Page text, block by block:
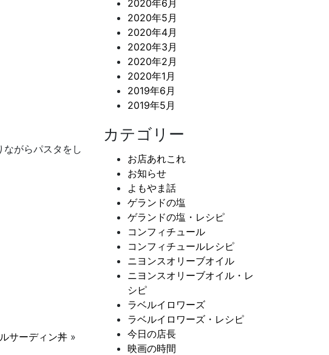
がらパスタをし
サーディン丼 »
2020年6月
2020年5月
2020年4月
2020年3月
2020年2月
2020年1月
2019年6月
2019年5月
カテゴリー
お店あれこれ
お知らせ
よもやま話
ゲランドの塩
ゲランドの塩・レシピ
コンフィチュール
コンフィチュールレシピ
ニヨンスオリーブオイル
ニヨンスオリーブオイル・レ
シピ
ラベルイロワーズ
ラベルイロワーズ・レシピ
今日の店長
映画の時間